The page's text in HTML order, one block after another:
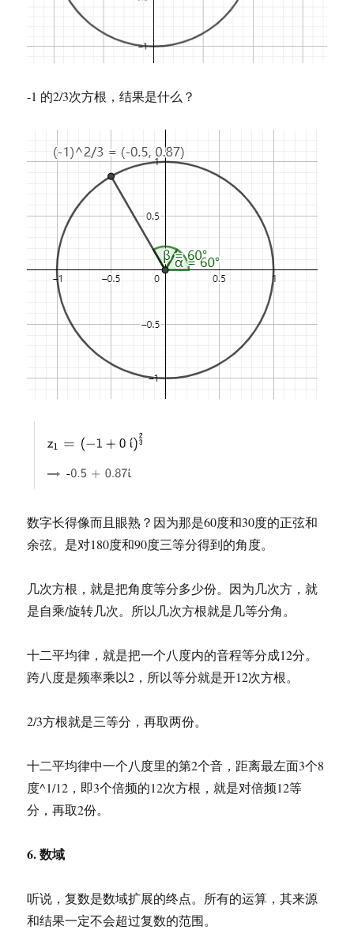
-1 的2/3次方根，结果是什么？
数字长得像而且眼熟？因为那是60度和30度的正弦和
余弦。是对180度和90度三等分得到的角度。
几次方根，就是把角度等分多少份。因为几次方，就
是自乘/旋转几次。所以几次方根就是几等分角。
十二平均律，就是把一个八度内的音程等分成12分。
跨八度是频率乘以2，所以等分就是开12次方根。
2/3方根就是三等分，再取两份。
十二平均律中一个八度里的第2个音，距离最左面3个8
度^1/12，即3个倍频的12次方根，就是对倍频12等
分，再取2份。
6. 数域
听说，复数是数域扩展的终点。所有的运算，其来源
和结果一定不会超过复数的范围。